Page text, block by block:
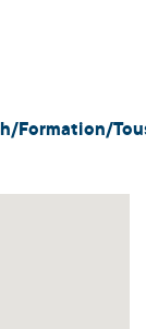
Formation/